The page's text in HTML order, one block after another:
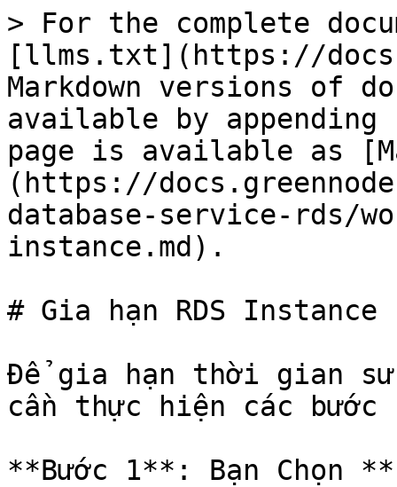
> For the complete
[llms.txt](https://
Markdown versions of
available by
page is available as
(https://
database-service-rds/
instance.md).
# Gia hạn RDS Instance
Để gia hạn thời gian sử
cần thực hiện các bước
**Bước 1**: Bạn Chọn